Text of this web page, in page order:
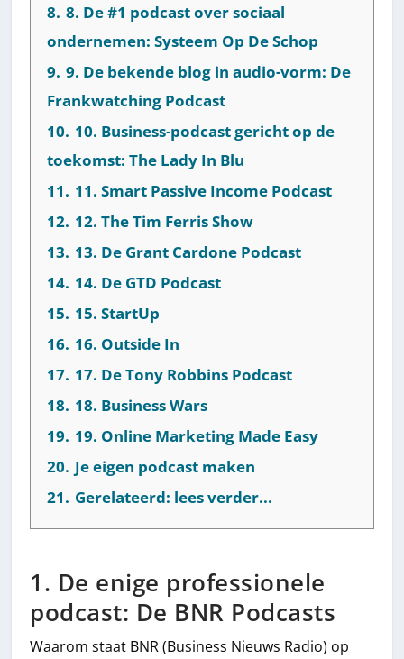
8. 8. De #1 podcast over sociaal
ondernemen: Systeem Op De Schop
9. 9. De bekende blog in audio-vorm: De
Frankwatching Podcast
10. 10. Business-podcast gericht op de
toekomst: The Lady In Blu
11. 11. Smart Passive Income Podcast
12. 12. The Tim Ferris Show
13. 13. De Grant Cardone Podcast
14. 14. De GTD Podcast
15. 15. StartUp
16. 16. Outside In
17. 17. De Tony Robbins Podcast
18. 18. Business Wars
19. 19. Online Marketing Made Easy
20. Je eigen podcast maken
21. Gerelateerd: lees verder...
1. De enige professionele
podcast: De BNR Podcasts
Waarom staat BNR (Business Nieuws Radio) op